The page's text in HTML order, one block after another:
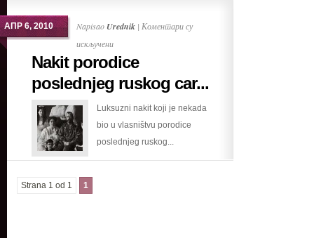
АПР 6, 2010 Napisao Urednik | Коментари су
искљученина
Nakit
poslednjeg
ruskog
cara
Nakit porodice
poslednjeg ruskog car...
Luksuzni nakit koji je nekada
bio u vlasništvu porodice
poslednjeg ruskog...
Strana 1 od 1 1